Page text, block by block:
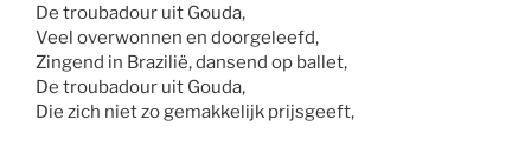
De troubadour uit Gouda,
Veel overwonnen en doorgeleefd,
Zingend in Brazilië, dansend op ballet,
De troubadour uit Gouda,
Die zich niet zo gemakkelijk prijsgeeft,